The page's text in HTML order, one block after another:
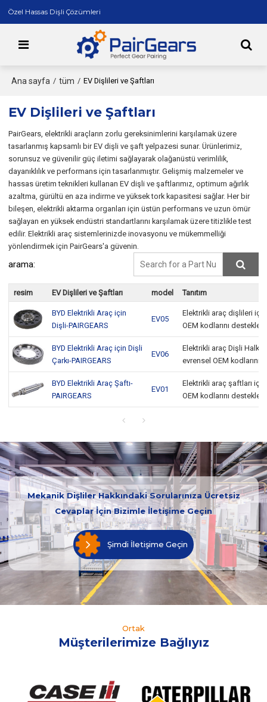
Özel Hassas Dişli Çözümleri
Ana sayfa / tüm / EV Dişlileri ve Şaftları
EV Dişlileri ve Şaftları
PairGears, elektrikli araçların zorlu gereksinimlerini karşılamak üzere
tasarlanmış kapsamlı bir EV dişli ve şaft yelpazesi sunar. Ürünlerimiz,
sorunsuz ve güvenilir güç iletimi sağlayarak olağanüstü verimlilik,
dayanıklılık ve performans için tasarlanmıştır. Gelişmiş malzemeler ve
hassas üretim teknikleri kullanan EV dişli ve şaftlarımız, optimum ağırlık
azaltma, gürültü en aza indirme ve yüksek tork kapasitesi sağlar. Her bir
bileşen, elektrikli aktarma organları için üstün performans ve uzun ömür
sağlayan en yüksek endüstri standartlarını karşılamak üzere titizlikle test
edilir. Elektrikli araç sistemlerinizde inovasyonu ve mükemmelliği
yönlendirmek için PairGears'a güvenin.
arama:
resim EV Dişlileri ve Şaftları model Tanıtım
BYD Elektrikli Araç için
Dişli-PAIRGEARS
EV05
Elektrikli araç dişlileri
OEM kodlarını destekler
BYD Elektrikli Araç için Dişli
Çarkı-PAIRGEARS
EV06
Elektrikli araç Dişli
evrensel OEM kodlarını
BYD Elektrikli Araç Şaftı-
PAIRGEARS
EV01
Elektrikli araç şaftları
OEM kodlarını destekler
Mekanik Dişliler Hakkındaki Sorularınıza Ücretsiz
Cevaplar İçin Bizimle İletişime Geçin
Şimdi İletişime Geçin
Ortak
Müşterilerimize Bağlıyız